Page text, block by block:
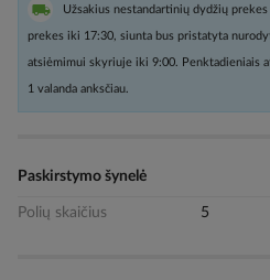
Užsakius nestandartinių dydžių
prekes iki 17:30, siunta bus pristatyta
atsiėmimui skyriuje iki 9:00. Penktadieniais
1 valanda anksčiau.
Paskirstymo šynelė
Polių skaičius 5